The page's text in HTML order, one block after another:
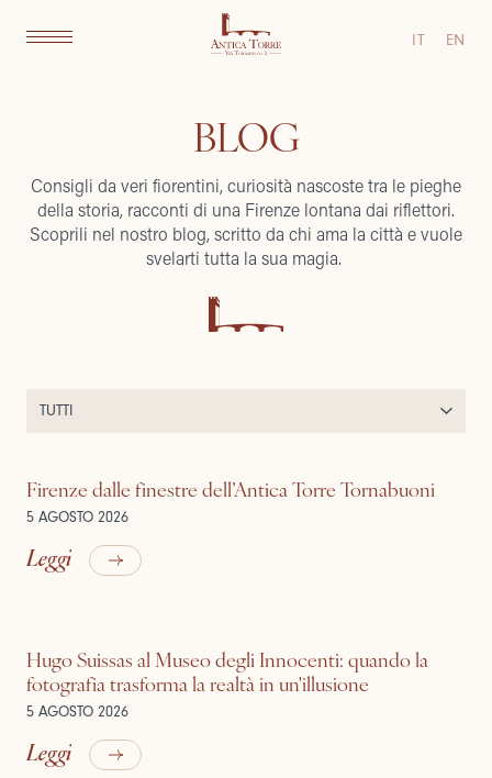
IT EN
BLOG
Consigli da veri fiorentini, curiosità nascoste tra le pieghe
della storia, racconti di una Firenze lontana dai riflettori.
Scoprili nel nostro blog, scritto da chi ama la città e vuole
svelarti tutta la sua magia.
Firenze dalle finestre dell’Antica Torre Tornabuoni
5 AGOSTO 2026
Leggi
Hugo Suissas al Museo degli Innocenti: quando la
fotografia trasforma la realtà in un'illusione
5 AGOSTO 2026
Leggi